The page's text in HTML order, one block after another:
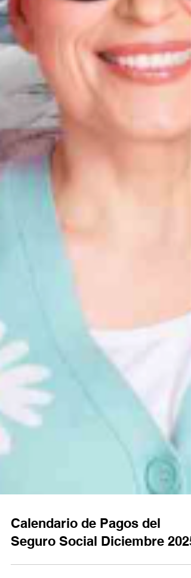
Calendario de Pagos del
Seguro Social Diciembre 2025